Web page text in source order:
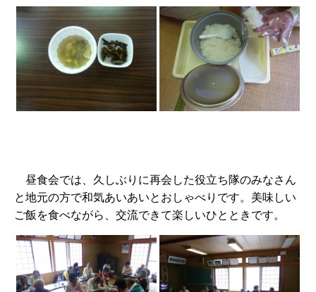
昼食会では、久しぶりに再会した役立ち隊のみなさん
と地元の方で和気あいあいとおしゃべりです。美味しい
ご飯を食べながら、交流できて楽しいひとときです。